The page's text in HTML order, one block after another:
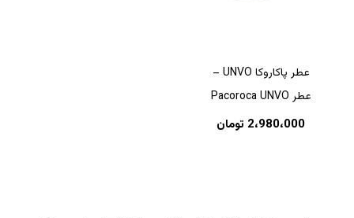
عطر پاکاروکا UNVO –
عطر Pacoroca UNVO
2،980،000 تومان